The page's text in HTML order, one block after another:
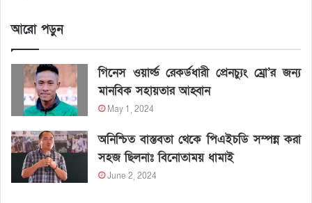
আরো পড়ুন
গিনেস ওয়ার্ল্ড রেকর্ডধারী প্রেনচ্যুং ম্রো’র জন্য
মানবিক সহায়তার আহ্বান
May 1, 2024
অনিশ্চিত বাস্তবতা থেকে পিএইচডি সম্পন্ন করা
সহজ ছিলনাঃ বিনোতাময় ধামাই
June 2, 2024